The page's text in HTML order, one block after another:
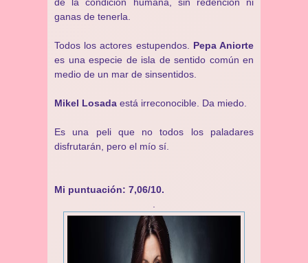
ganas de tenerla.
Todos los actores estupendos. Pepa Aniorte
es una especie de isla de sentido común en
medio de un mar de sinsentidos.
Mikel Losada está irreconocible. Da miedo.
Es una peli que no todos los paladares
disfrutarán, pero el mío sí.
Mi puntuación: 7,06/10.